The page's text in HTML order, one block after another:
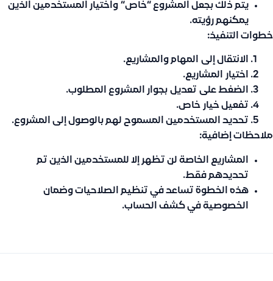
يتم ذلك بجعل المشروع “خاص“ واختيار المستخدمين الذين
يمكنهم رؤيته.
خطوات التنفيذ:
الانتقال إلى المهام والمشاريع.
اختيار المشاريع.
الضغط على تعديل بجوار المشروع المطلوب.
تفعيل خيار خاص.
تحديد المستخدمين المسموح لهم بالوصول إلى المشروع.
ملاحظات إضافية:
المشاريع الخاصة لن تظهر إلا للمستخدمين الذين تم
تحديدهم فقط.
هذه الخطوة تساعد في تنظيم الصلاحيات وضمان
الخصوصية في كشف الحساب.